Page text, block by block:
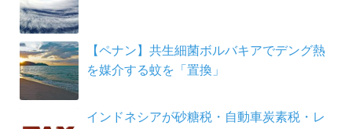
【ペナン】共生細菌ボルバキアでデング熱
を媒介する蚊を「置換」
インドネシアが砂糖税・自動車炭素税・レ